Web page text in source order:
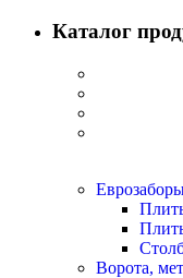
Каталог
Ворота,